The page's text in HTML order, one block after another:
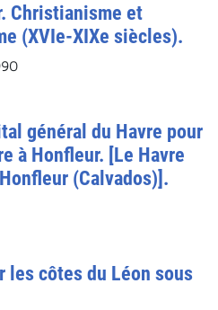
Christianisme et
(XVIe-XIXe siècles).
général du Havre pour
à Honfleur. [Le Havre
(Calvados)].
les côtes du Léon sous